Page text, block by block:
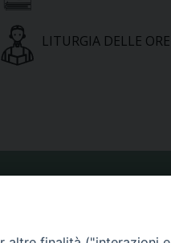
LITURGIA DELLE ORE